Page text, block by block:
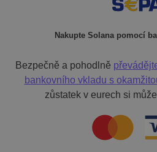
Nakupte Solana pomocí
Bezpečně a pohodlně
bankovního vkladu s
zůstatek v eurech si